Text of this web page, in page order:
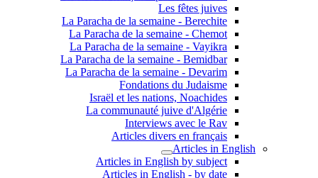
Les fêtes juives
La Paracha de la semaine - Berechite
La Paracha de la semaine - Chemot
La Paracha de la semaine - Vayikra
La Paracha de la semaine - Bemidbar
La Paracha de la semaine - Devarim
Fondations du Judaisme
Israël et les nations, Noachides
La communauté juive d'Algérie
Interviews avec le Rav
Articles divers en français
Articles in English
Articles in English by subject
Articles in English - by date